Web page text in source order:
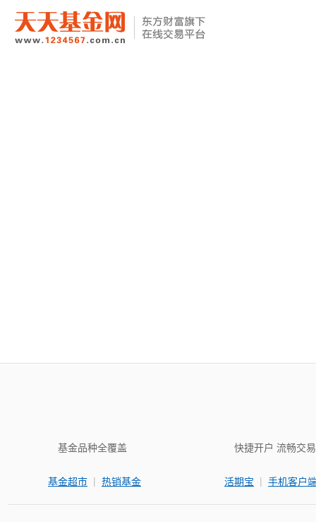
基金品种全覆盖
基金超市 | 热销基金
快捷开户 流畅交易
活期宝 | 手机客户